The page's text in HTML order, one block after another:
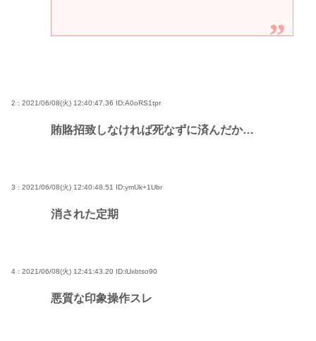
2 : 2021/06/08(火) 12:40:47.36 ID:A0oRS1tpr
賄賂招致しなければ死なずに済んだか…
3 : 2021/06/08(火) 12:40:48.51 ID:ymUk+1Ubr
消された定期
4 : 2021/06/08(火) 12:41:43.20 ID:iUxbtso90
悪質な印象操作スレ